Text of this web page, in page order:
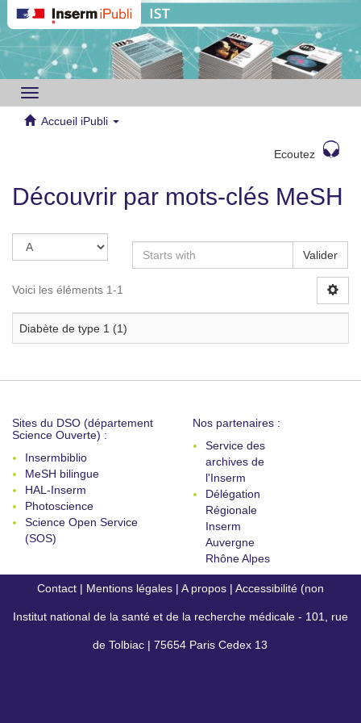
Toggle
navigation
Accueil iPubli
Ecoutez
Découvrir par mots-clés MeSH
Valider
Voici les éléments 1-1
Diabète de type 1 (1)
Sites du DSO (département
Science Ouverte) :
Insermbiblio
MeSH bilingue
HAL-Inserm
Photoscience
Science Open Service
(SOS)
Nos partenaires :
Service des
archives de
l'Inserm
Délégation
Régionale
Inserm
Auvergne
Rhône Alpes
Contact | Mentions légales | A propos | Accessibilité (non
conforme)
Institut national de la santé et de la recherche médicale - 101, rue
de Tolbiac | 75654 Paris Cedex 13